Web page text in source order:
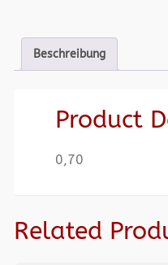
Beschreibung
Product
0,70
Related